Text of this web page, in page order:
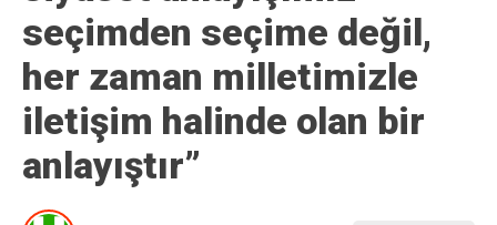
seçimden seçime değil,
her zaman milletimizle
iletişim halinde olan bir
anlayıştır”